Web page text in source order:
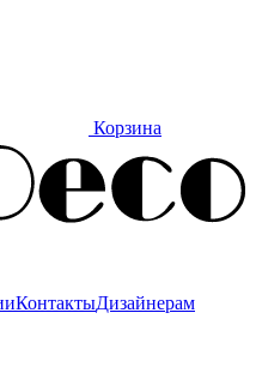
Корзина
КонтактыДизайнерам